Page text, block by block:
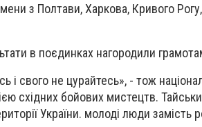
з Полтави, Харкова, Кривого
в поєдинках нагородили
і свого не цурайтесь», - тож
східних бойових мистецтв.
України. молоді люди замість